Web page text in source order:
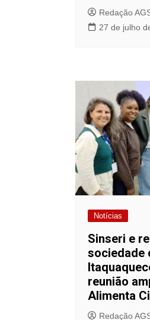
Redação
27 de julho
Notícias
Sinseri e
sociedade
reunião
Alimenta
Redação